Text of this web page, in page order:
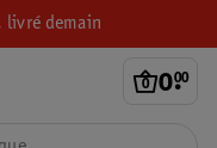
livré demain
0.
00